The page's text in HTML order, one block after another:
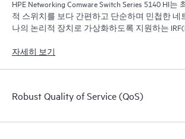
HPE Networking Comware Switch Series 5140 HI는
적 스위치를 보다 간편하고 단순하며 민첩한 네
나의 논리적 장치로 가상화하도록 지원하는
자세히 보기
Robust Quality of Service (QoS)